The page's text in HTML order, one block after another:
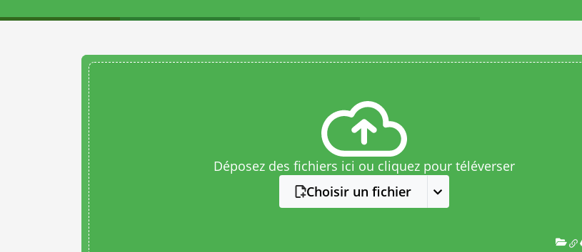
Déposez des fichiers ici ou cliquez pour téléverser
Choisir un fichier